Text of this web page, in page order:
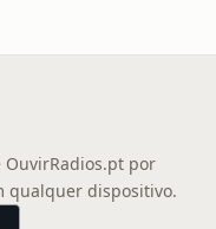
OuvirRadios.pt por
qualquer dispositivo.